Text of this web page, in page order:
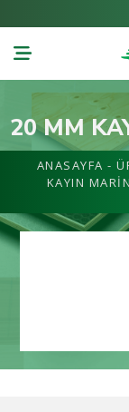
20 MM
ANASAYFA -
KAYIN